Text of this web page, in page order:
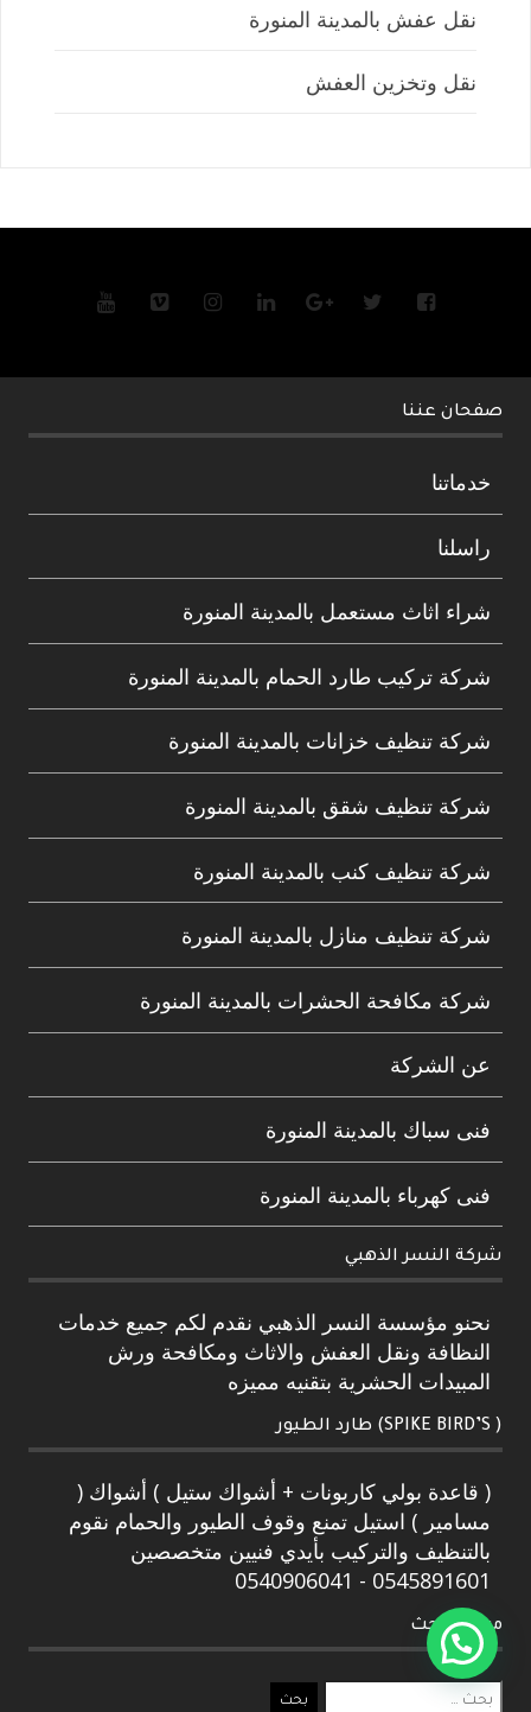
نقل عفش بالمدينة المنورة
نقل وتخزين العفش
صفحان عننا
خدماتنا
راسلنا
شراء اثاث مستعمل بالمدينة المنورة
شركة تركيب طارد الحمام بالمدينة المنورة
شركة تنظيف خزانات بالمدينة المنورة
شركة تنظيف شقق بالمدينة المنورة
شركة تنظيف كنب بالمدينة المنورة
شركة تنظيف منازل بالمدينة المنورة
شركة مكافحة الحشرات بالمدينة المنورة
عن الشركة
فنى سباك بالمدينة المنورة
فنى كهرباء بالمدينة المنورة
شركة النسر الذهبي
نحنو مؤسسة النسر الذهبي نقدم لكم جميع خدمات
النظافة ونقل العفش والاثاث ومكافحة ورش
المبيدات الحشرية بتقنيه مميزه
( SPIKE BIRD’S) طارد الطيور
( قاعدة بولي كاربونات + أشواك ستيل ) أشواك (
مسامير ) استيل تمنع وقوف الطيور والحمام نقوم
بالتنظيف والتركيب بأيدي فنيين متخصصين
0545891601 - 0540906041
مربع البحث
البحث